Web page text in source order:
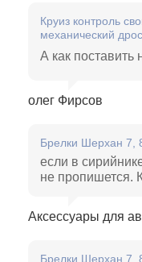
Круиз контроль
механический
А как поставить
олег Фирсов
Брелки Шерхан 7,
если в
не пропишется.
Аксессуары для
Брелки Шерхан 7,